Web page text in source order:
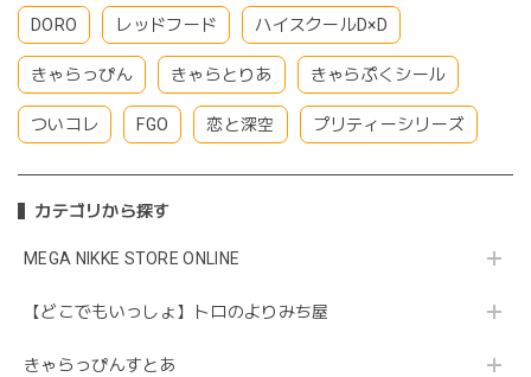
DORO レッドフード ハイスクールD×D
きゃらっぴん きゃらとりあ きゃらぷくシール
ついコレ FGO 恋と深空 プリティーシリーズ
カテゴリから探す
MEGA NIKKE STORE ONLINE
【どこでもいっしょ】トロのよりみち屋
きゃらっぴんすとあ